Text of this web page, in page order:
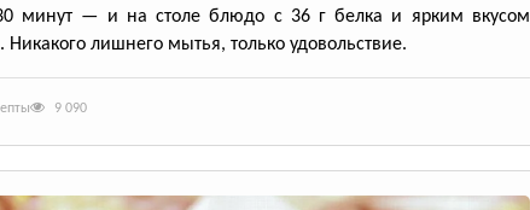
минут — и на столе блюдо с 36 г белка и ярким вкусом
Никакого лишнего мытья, только удовольствие.
9 090